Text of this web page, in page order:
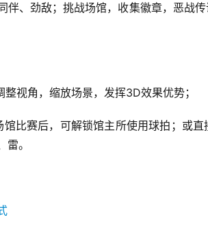
伴、劲敌；挑战场馆，收集徽章，恶战
整视角，缩放场景，发挥3D效果优势；
比赛后，可解锁馆主所使用球拍；或
。